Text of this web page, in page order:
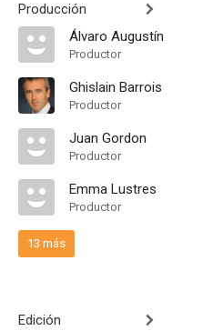
Producción
Álvaro Augustín
Productor
Ghislain Barrois
Productor
Juan Gordon
Productor
Emma Lustres
Productor
13 más
Edición